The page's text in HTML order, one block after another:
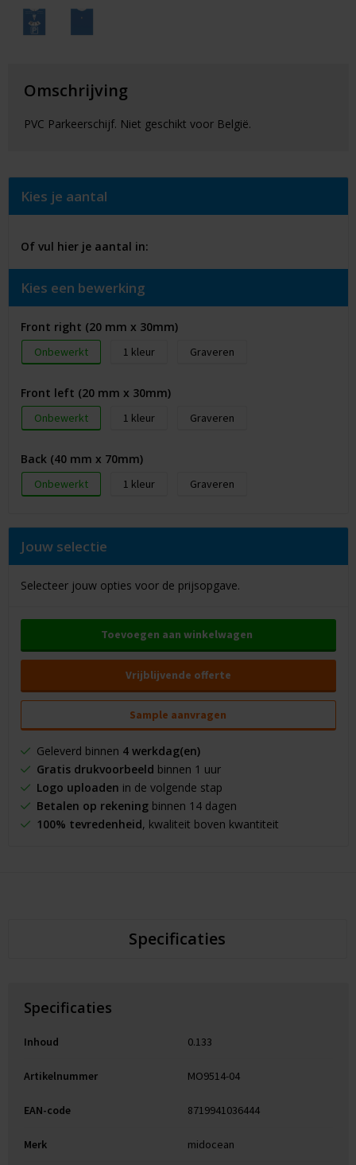
Omschrijving
PVC Parkeerschijf. Niet geschikt voor België.
Kies je aantal
Of vul hier je aantal in:
Kies een bewerking
Front right (20 mm x 30mm)
Onbewerkt 1 Graveren
Front left (20 mm x 30mm)
Onbewerkt 1 Graveren
Back (40 mm x 70mm)
Onbewerkt 1 Graveren
Jouw selectie
Selecteer jouw opties voor de prijsopgave.
Toevoegen aan winkelwagen
Vrijblijvende offerte
Sample aanvragen
Geleverd binnen 4 werkdag(en)
Gratis drukvoorbeeld binnen 1 uur
Logo uploaden in de volgende stap
Betalen op rekeningbinnen 14 dagen
100% tevredenheid, kwaliteit boven kwantiteit
Specificaties
Specificaties
Inhoud 0.133
Artikelnummer MO9514-04
EAN-code 8719941036444
Merk midocean